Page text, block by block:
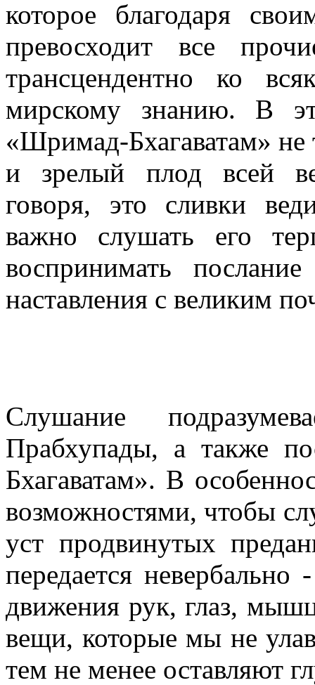
которое благодаря
превосходит все
трансцендентно ко
мирскому знанию. В
«Шримад-Бхагаватам» не
и зрелый плод всей
говоря, это сливки
важно слушать его
воспринимать
наставления с великим
Слушание
Прабхупады, а также
Бхагаватам». В
возможностями, чтобы
уст продвинутых
передается
движения рук, глаз,
вещи, которые мы не
тем не менее оставляют